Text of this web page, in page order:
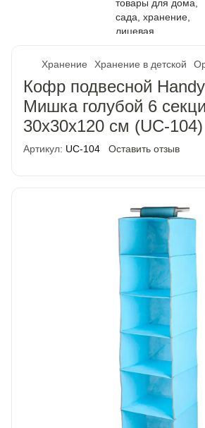
Хранение Хранение в детской
Кофр подвесной
Мишка голубой 6
30х30х120 см (UC-104)
Артикул: UC-104 Оставить отзыв